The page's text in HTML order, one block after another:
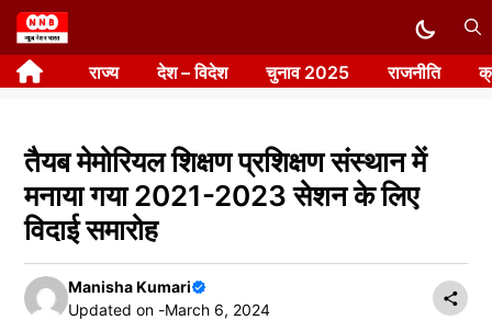
Skip
to
content राज्य देश – विदेश चुनाव 2025 राजनीति
तैयब मेमोरियल शिक्षण प्रशिक्षण संस्थान में
मनाया गया 2021-2023 सेशन के लिए
विदाई समारोह
Manisha Kumari
Updated on -March 6, 2024